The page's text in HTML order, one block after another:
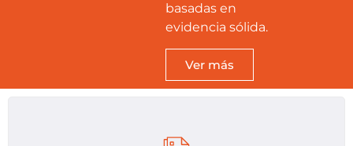
basadas en
evidencia sólida.
Ver más